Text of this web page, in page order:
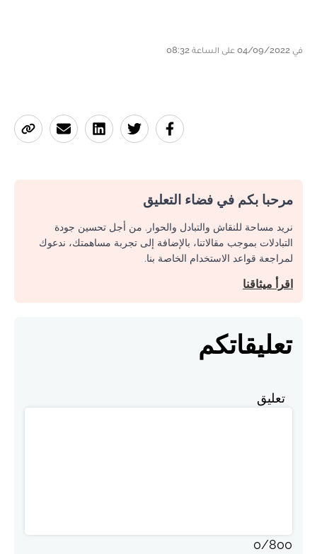
في 04/09/2022 على الساعة 08:32
مرحبا بكم في فضاء التعليق
نريد مساحة للنقاش والتبادل والحوار. من أجل تحسين جودة
التبادلات بموجب مقالاتنا، بالإضافة إلى تجربة مساهمتك، ندعوك
لمراجعة قواعد الاستخدام الخاصة بنا.
اقرأ ميثاقنا
تعليقاتكم
تعليق
0/800